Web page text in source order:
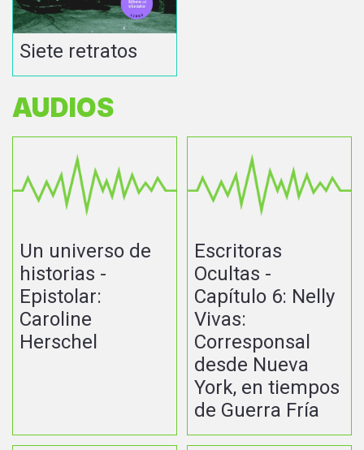
Siete retratos
AUDIOS
Un universo de
historias -
Epistolar:
Caroline
Herschel
Escritoras
Ocultas -
Capítulo 6: Nelly
Vivas:
Corresponsal
desde Nueva
York, en tiempos
de Guerra Fría